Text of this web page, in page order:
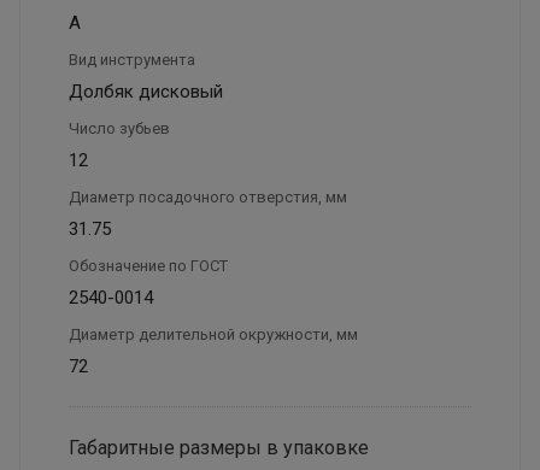
А
Вид инструмента
Долбяк дисковый
Число зубьев
12
Диаметр посадочного отверстия, мм
31.75
Обозначение по ГОСТ
2540-0014
Диаметр делительной окружности, мм
72
Габаритные размеры в упаковке